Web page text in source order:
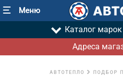
Меню
Каталог
Адреса
АВТОТЕПЛО ПОДБОР